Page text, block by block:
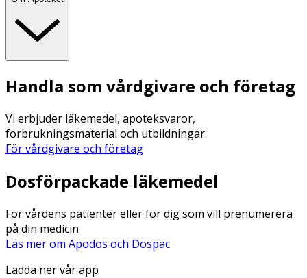
Handla som vårdgivare och företag
Vi erbjuder läkemedel, apoteksvaror,
förbrukningsmaterial och utbildningar.
För vårdgivare och företag
Dosförpackade läkemedel
För vårdens patienter eller för dig som vill prenumerera
på din medicin
Läs mer om Apodos och Dospac
Ladda ner vår app